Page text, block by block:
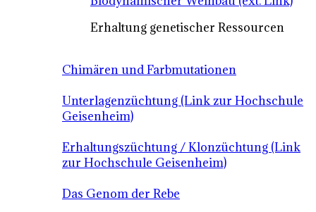
Erhaltung genetischer Ressourcen
Chimären und Farbmutationen
Unterlagenzüchtung (Link zur Hochschule
Geisenheim)
Erhaltungszüchtung / Klonzüchtung (Link
zur Hochschule Geisenheim)
Das Genom der Rebe